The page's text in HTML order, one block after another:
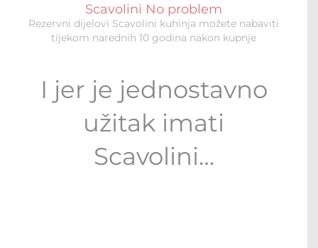
Scavolini No problem
Rezervni dijelovi Scavolini kuhinja možete nabaviti
tijekom narednih 10 godina nakon kupnje
I jer je jednostavno
užitak imati
Scavolini…